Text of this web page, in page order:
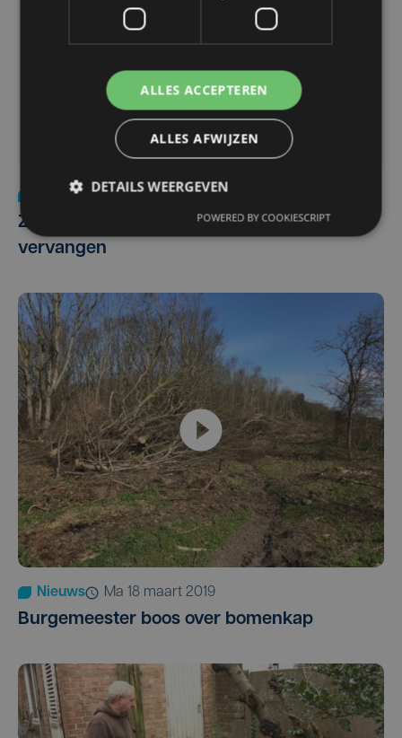
Nieuws ma 25 maart 2019
Zieke olmen langs de Leie worden
vervangen
Nieuws ma 18 maart 2019
Burgemeester boos over bomenkap
ALLES ACCEPTEREN
ALLES AFWIJZEN
DETAILS WEERGEVEN
POWERED BY COOKIESCRIPT